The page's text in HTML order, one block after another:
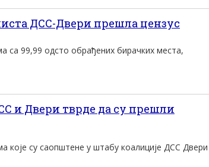
ДСС-Двери прешла цензус
са 99,99 одсто обрађених бирачких места,
Двери тврде да су прешли
које су саопштене у штабу коалиције ДСС Двери